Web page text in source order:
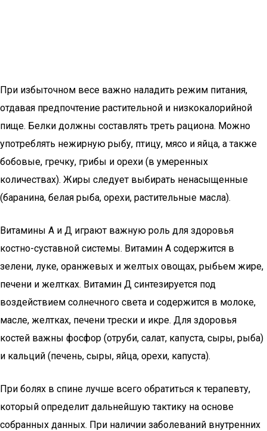
При избыточном весе важно наладить режим питания,
отдавая предпочтение растительной и низкокалорийной
пище. Белки должны составлять треть рациона. Можно
употреблять нежирную рыбу, птицу, мясо и яйца, а также
бобовые, гречку, грибы и орехи (в умеренных
количествах). Жиры следует выбирать ненасыщенные
(баранина, белая рыба, орехи, растительные масла).
Витамины А и Д играют важную роль для здоровья
костно-суставной системы. Витамин А содержится в
зелени, луке, оранжевых и желтых овощах, рыбьем жире,
печени и желтках. Витамин Д синтезируется под
воздействием солнечного света и содержится в молоке,
масле, желтках, печени трески и икре. Для здоровья
костей важны фосфор (отруби, салат, капуста, сыры, рыба)
и кальций (печень, сыры, яйца, орехи, капуста).
При болях в спине лучше всего обратиться к терапевту,
который определит дальнейшую тактику на основе
собранных данных. При наличии заболеваний внутренних